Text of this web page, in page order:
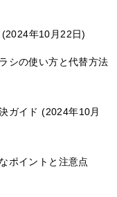
2024年10月22日
シの使い方と代替方法
ガイド 2024年10月
ポイントと注意点